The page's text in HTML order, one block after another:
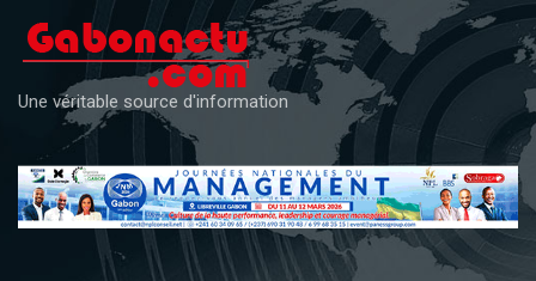
content
Une véritable source d'information